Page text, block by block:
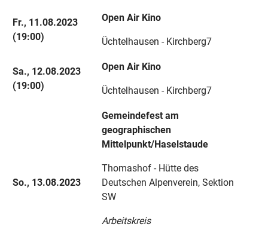
Fr., 11.08.2023
(19:00)
Open Air Kino
Üchtelhausen - Kirchberg7
Sa., 12.08.2023
(19:00)
Open Air Kino
Üchtelhausen - Kirchberg7
So., 13.08.2023
Gemeindefest am
geographischen
Mittelpunkt/Haselstaude
Thomashof - Hütte des
Deutschen Alpenverein, Sektion
SW
Arbeitskreis